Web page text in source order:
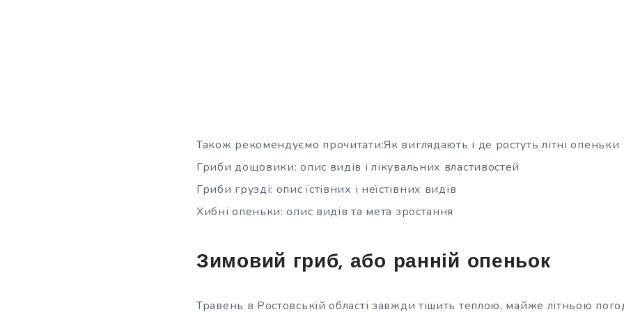
Також рекомендуємо прочитати:Як виглядають і де ростуть літні опеньки
Гриби дощовики: опис видів і лікувальних властивостей
Гриби грузді: опис їстівних і неїстівних видів
Хибні опеньки: опис видів та мета зростання
Зимовий гриб, або ранній опеньок
Травень в Ростовській області завжди тішить теплою, майже літньою